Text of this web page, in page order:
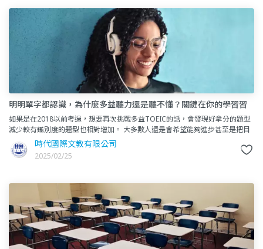
明明單字都認識，為什麼多益聽力還是聽不懂？關鍵在你的學習習
慣！
如果是在2018以前考過，想要再次挑戰多益TOEIC的話，會發現好拿分的題型
減少較有鑑別度的題型也相對增加。 大多數人還是會希望能夠進步甚至是把目
標設定更高！ 不管你是為了通過多益
時代國際文教有限公司
2025/02/25